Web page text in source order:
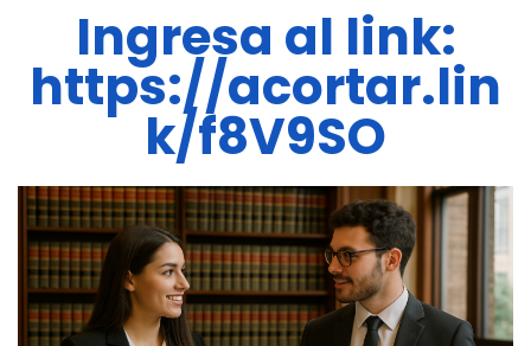
Ingresa al link:
https://acortar.lin
k/f8V9SO